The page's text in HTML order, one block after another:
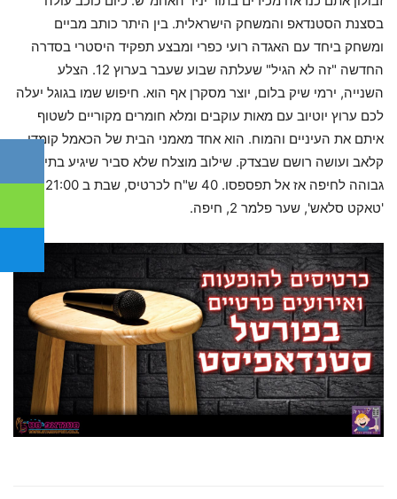
בסצנת הסטנדאפ והמשחק הישראלית. בין היתר כותב מביים
ומשחק ביחד עם האגדה רועי כפרי ומבצע תפקיד היסטרי בסדרה
החדשה "זה לא הגיל" שעלתה שבוע שעבר בערוץ 12. הצלע
השנייה, ירמי שיק בלום, יוצר מסקרן אף הוא. חיפוש שמו בגוגל יעלה
לכם ערוץ יוטיוב עם מאות עוקבים ומלא חומרים מקוריים לשטוף
איתם את העיניים והמוח. הוא אחד מאמני הבית של הכאמל קומדי
קלאב ועושה רושם שבצדק. שילוב מוצלח שלא סביר שיגיע בתירות
גבוהה לחיפה אז אל תפספסו. 40 ש"ח לכרטיס, שבת ב 21:00,
'טאקט סלאש', שער פלמר 2, חיפה.